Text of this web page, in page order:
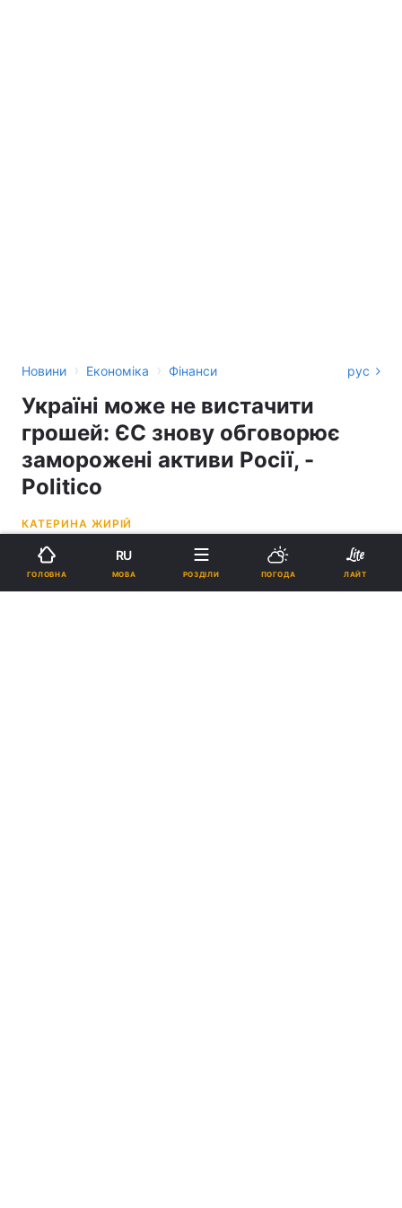
Новини › Економіка › Фінанси рус
Україні може не вистачити
грошей: ЄС знову обговорює
заморожені активи Росії, -
Politico
КАТЕРИНА ЖИРІЙ
11:04, 08.05.26
ГОЛОВНА
RU
МОВА РОЗДІЛИ ПОГОДА ЛАЙТ